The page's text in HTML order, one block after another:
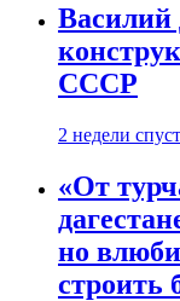
Василий
СССР
2 недели
«От
но
строить